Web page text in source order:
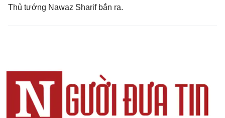
Thủ tướng Nawaz Sharif bắn ra.